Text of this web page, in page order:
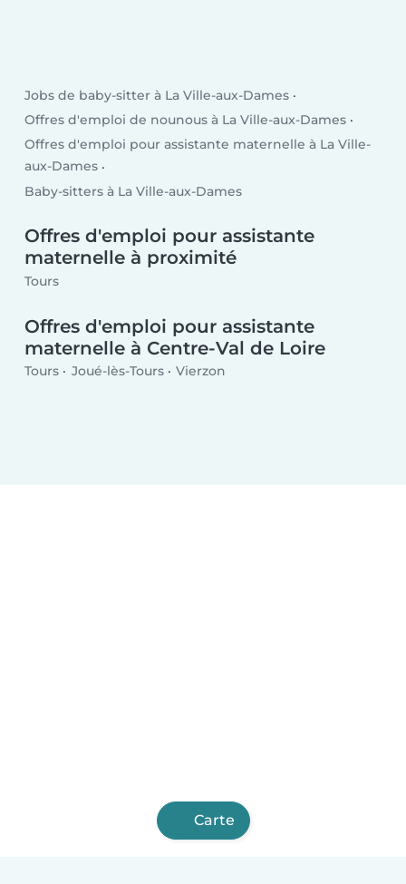
Jobs de baby-sitter à La Ville-aux-Dames
Offres d'emploi de nounous à La Ville-aux-Dames
Offres d'emploi pour assistante maternelle à La Ville-
aux-Dames
Baby-sitters à La Ville-aux-Dames
Offres d'emploi pour assistante
maternelle à proximité
Tours
Offres d'emploi pour assistante
maternelle à Centre-Val de Loire
Tours Joué-lès-Tours Vierzon
Carte